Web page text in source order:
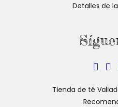
Detalles de
abre
en en
Tienda de té